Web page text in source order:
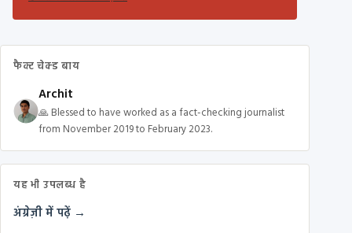
फैक्ट चेक्ड बाय
Archit
🙏 Blessed to have worked as a fact-checking journalist
from November 2019 to February 2023.
यह भी उपलब्ध है
अंग्रेज़ी में पढ़ें →